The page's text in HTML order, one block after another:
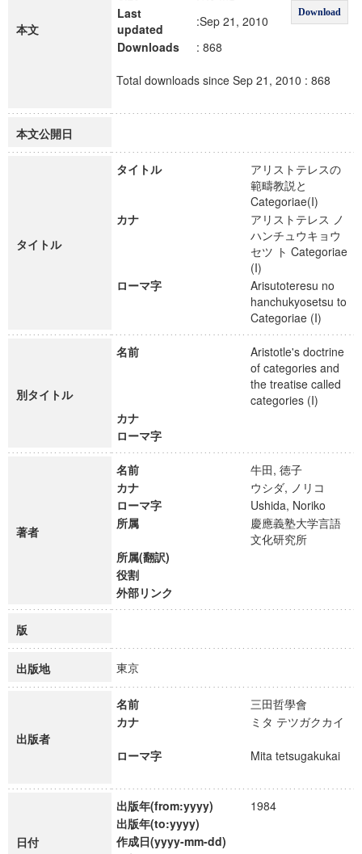
本文
Download
Last
updated
:Sep 21, 2010
Downloads
: 868
Total downloads since Sep 21, 2010 : 868
本文公開日
タイトル
タイトル
アリストテレスの
範疇教説と
Categoriae(I)
カナ
アリストテレス ノ
ハンチュウキョウ
セツ ト Categoriae
(I)
ローマ字
Arisutoteresu no
hanchukyosetsu to
Categoriae (I)
別タイトル
名前
Aristotle's doctrine
of categories and
the treatise called
categories (I)
カナ
ローマ字
著者
名前
牛田, 徳子
カナ
ウシダ, ノリコ
ローマ字
Ushida, Noriko
所属
慶應義塾大学言語
文化研究所
所属(翻訳)
役割
外部リンク
版
出版地 東京
出版者
名前
三田哲學會
カナ
ミタ テツガクカイ
ローマ字 Mita tetsugakukai
日付
出版年(from:yyyy)
1984
出版年(to:yyyy)
作成日(yyyy-mm-dd)